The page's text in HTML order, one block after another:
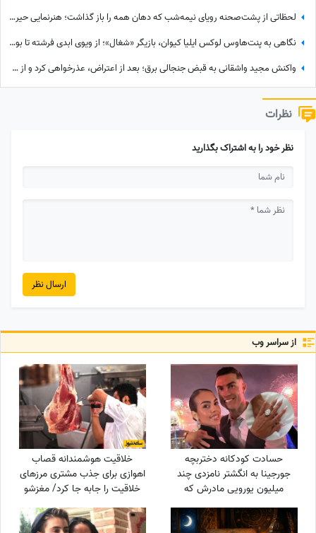
لحظاتی از پشت‌صحنه رویای نیمه‌شب که دهان همه را باز گذاشت؛ هنرنمایی حیرت‌انگیز و جانانه روزبه حصاری بدون بدلکار!+ویدیو
نگاهی به پنت‌هاوس لوکس ایلیا کیوان، بازیگر «شغال»؛ از ویوی ابدی فرشته تا بولداگ دوست‌داشتنی و دکوراسیون چشم‌نواز
واکنش مجید واشقانی به قبض جنجالی برق؛ بعد از اعتراض، عذرخواهی کرد و از شرکت برق تشکر کرد
نظرات
نظر خود را به اشتراک بگذارید
ارسال نظر
از سراسر وب
حسادت کودکانه دختربچه
جورجینا به انگشتر نامزدی چند
میلیون یورویی مادرش که
رونالدو به او هدیه داده بود!
خلاقیت هوشمندانه قصاب
اهوازی برای جذب مشتری مرزهای
خلاقیت را جابه جا کرد/ مغزشو
باید طلا گرفت +عکس